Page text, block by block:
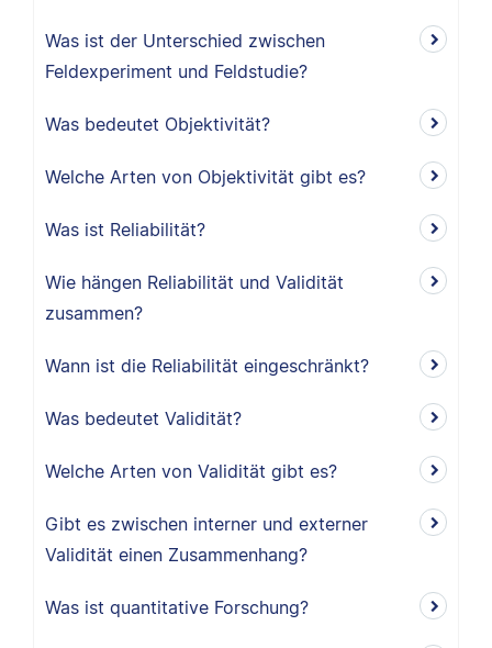
Was ist der Unterschied zwischen
Feldexperiment und Feldstudie?
Was bedeutet Objektivität?
Welche Arten von Objektivität gibt es?
Was ist Reliabilität?
Wie hängen Reliabilität und Validität
zusammen?
Wann ist die Reliabilität eingeschränkt?
Was bedeutet Validität?
Welche Arten von Validität gibt es?
Gibt es zwischen interner und externer
Validität einen Zusammenhang?
Was ist quantitative Forschung?